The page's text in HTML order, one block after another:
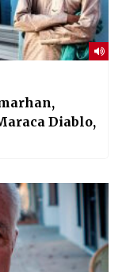
Diablo,